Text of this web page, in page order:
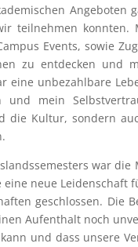
Angeboten
teilnehmen
Events, sowie
zu entdecken und
eine unbezahlbare
und mein
die Kultur, sondern
war
neue Leidenschaft
geschlossen. Die
Aufenthalt noch
und dass unsere